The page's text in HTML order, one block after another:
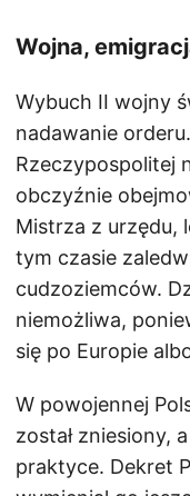
Wojna,
Wybuch II wojny
nadawanie
Rzeczypospolitej
obczyźnie
Mistrza z urzędu,
tym czasie
cudzoziemców.
niemożliwa,
się po Europie
W powojennej
został zniesiony,
praktyce. Dekret